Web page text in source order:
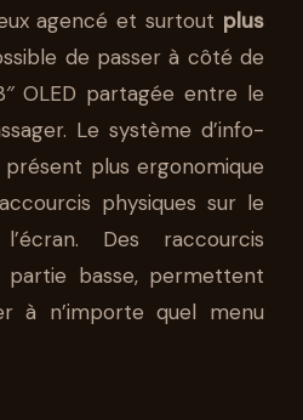
agencé et surtout plus
de passer à côté de
OLED partagée entre le
Le système d’info-
plus ergonomique
physiques sur le
Des raccourcis
partie basse, permettent
à n’importe quel menu